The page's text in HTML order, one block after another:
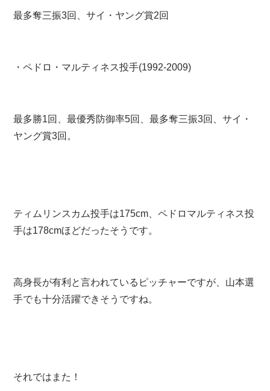
最多奪三振3回、サイ・ヤング賞2回
・ペドロ・マルティネス投手(1992-2009)
最多勝1回、最優秀防御率5回、最多奪三振3回、サイ・
ヤング賞3回。
ティムリンスカム投手は175cm、ペドロマルティネス投
手は178cmほどだったそうです。
高身長が有利と言われているピッチャーですが、山本選
手でも十分活躍できそうですね。
それではまた！